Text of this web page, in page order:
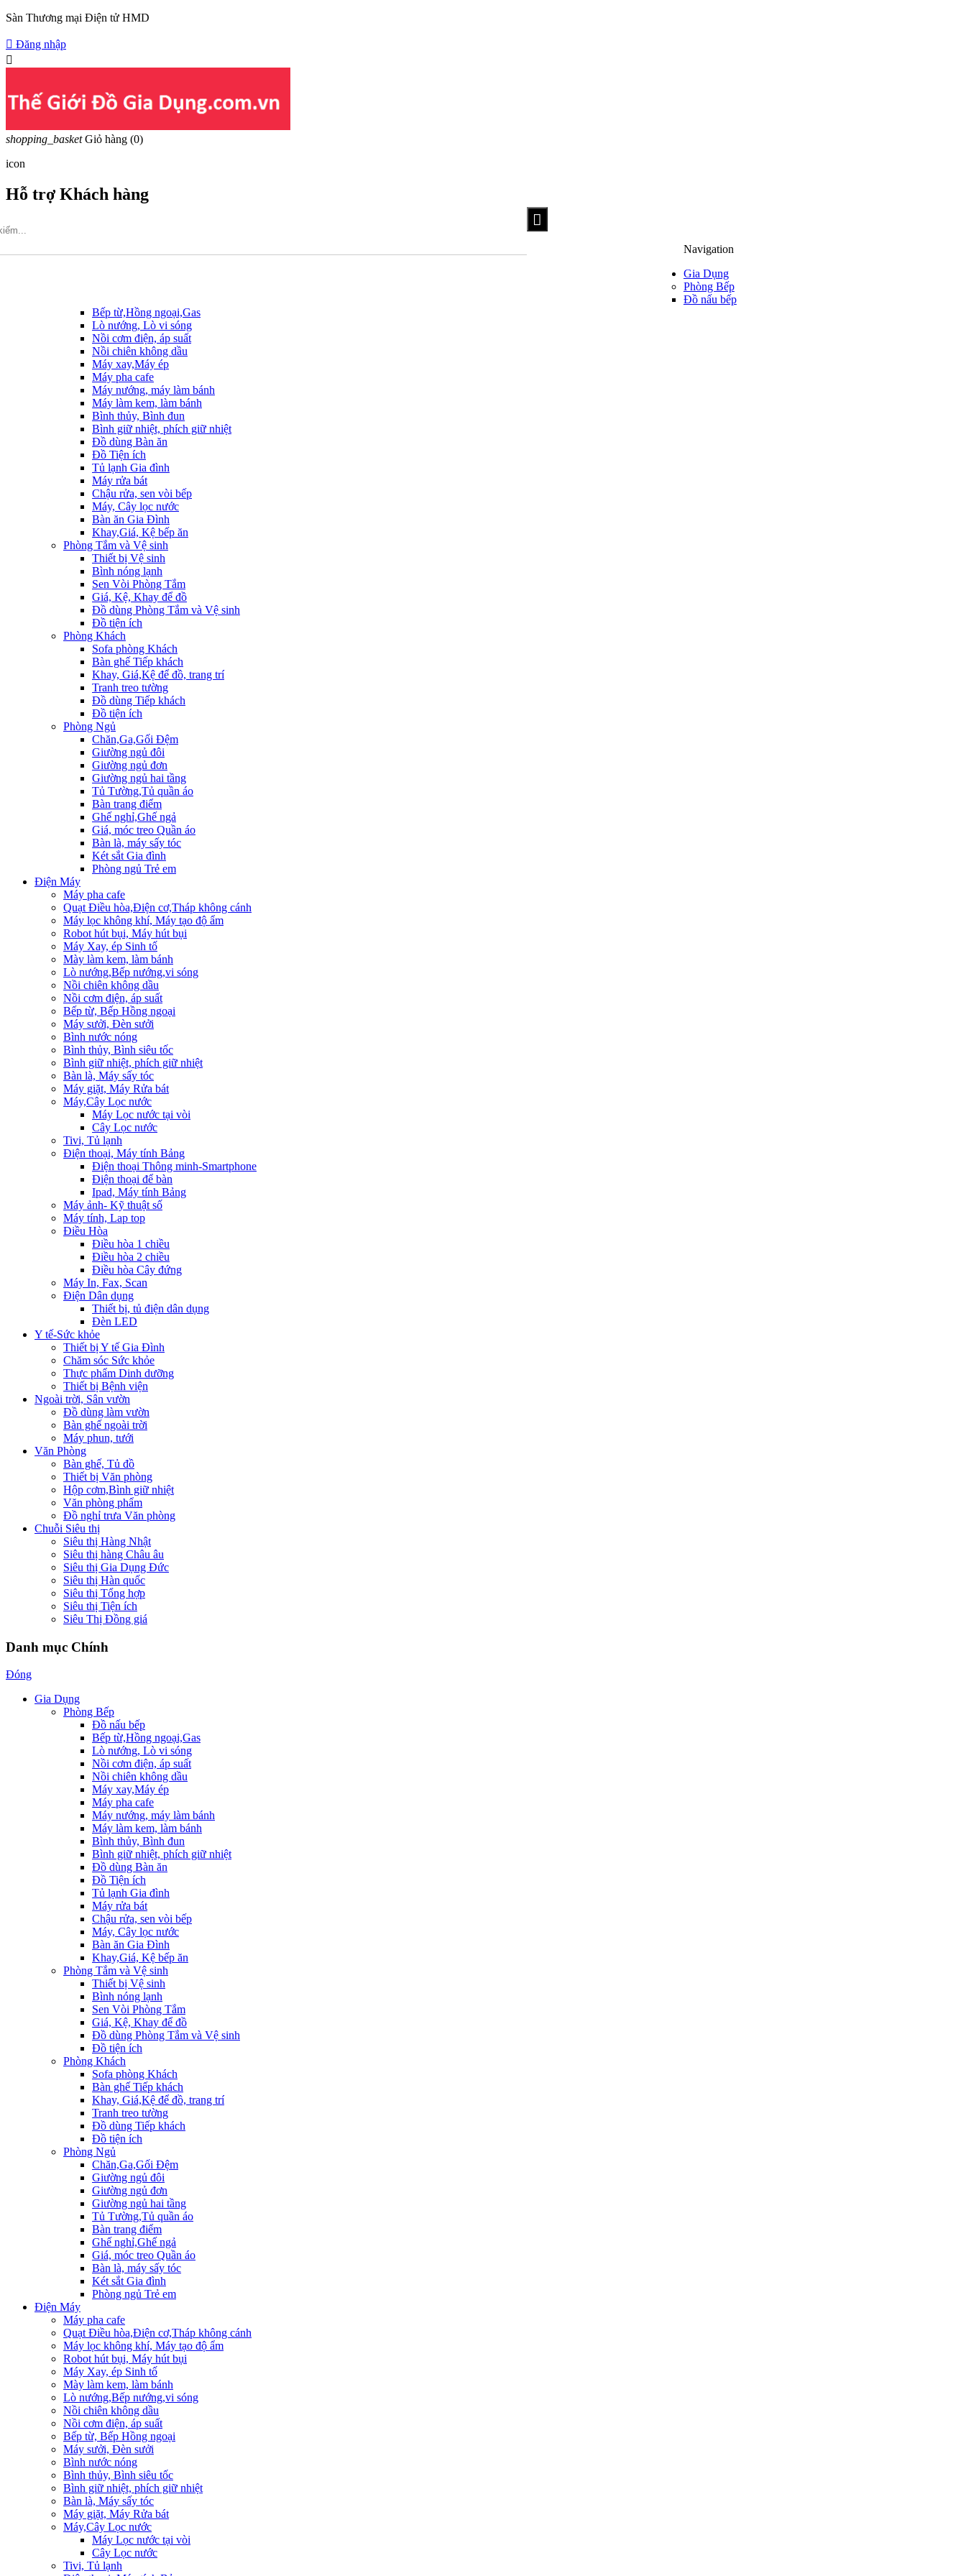
Sàn Thương mại Điện tử HMD
 Đăng nhập

shopping_basket Giỏ hàng (0)
icon
Hỗ trợ Khách hàng
Hotline: 09317.456.44
Navigation
Gia Dụng
Phòng Bếp
Đồ nấu bếp
Bếp từ,Hồng ngoại,Gas
Lò nướng, Lò vi sóng
Nồi cơm điện, áp suất
Nồi chiên không dầu
Máy xay,Máy ép
Máy pha cafe
Máy nướng, máy làm bánh
Máy làm kem, làm bánh
Bình thủy, Bình đun
Bình giữ nhiệt, phích giữ nhiệt
Đồ dùng Bàn ăn
Đồ Tiện ích
Tủ lạnh Gia đình
Máy rửa bát
Chậu rửa, sen vòi bếp
Máy, Cây lọc nước
Bàn ăn Gia Đình
Khay,Giá, Kệ bếp ăn
Phòng Tắm và Vệ sinh
Thiết bị Vệ sinh
Bình nóng lạnh
Sen Vòi Phòng Tắm
Giá, Kệ, Khay để đồ
Đồ dùng Phòng Tắm và Vệ sinh
Đồ tiện ích
Phòng Khách
Sofa phòng Khách
Bàn ghế Tiếp khách
Khay, Giá,Kệ để đồ, trang trí
Tranh treo tường
Đồ dùng Tiếp khách
Đồ tiện ích
Phòng Ngủ
Chăn,Ga,Gối Đệm
Giường ngủ đôi
Giường ngủ đơn
Giường ngủ hai tầng
Tủ Tường,Tủ quần áo
Bàn trang điểm
Ghế nghỉ,Ghế ngả
Giá, móc treo Quần áo
Bàn là, máy sấy tóc
Két sắt Gia đình
Phòng ngủ Trẻ em
Điện Máy
Máy pha cafe
Quạt Điều hòa,Điện cơ,Tháp không cánh
Máy lọc không khí, Máy tạo độ ẩm
Robot hút bụi, Máy hút bụi
Máy Xay, ép Sinh tố
Mày làm kem, làm bánh
Lò nướng,Bếp nướng,vi sóng
Nồi chiên không dầu
Nồi cơm điện, áp suất
Bếp từ, Bếp Hồng ngoại
Máy sưởi, Đèn sưởi
Bình nước nóng
Bình thủy, Bình siêu tốc
Bình giữ nhiệt, phích giữ nhiệt
Bàn là, Máy sấy tóc
Máy giặt, Máy Rửa bát
Máy,Cây Lọc nước
Máy Lọc nước tại vòi
Cây Lọc nước
Tivi, Tủ lạnh
Điện thoại, Máy tính Bảng
Điện thoại Thông minh-Smartphone
Điện thoại để bàn
Ipad, Máy tính Bảng
Máy ảnh- Kỹ thuật số
Máy tính, Lap top
Điều Hòa
Điều hòa 1 chiều
Điều hòa 2 chiều
Điều hòa Cây đứng
Máy In, Fax, Scan
Điện Dân dụng
Thiết bị, tủ điện dân dụng
Đèn LED
Y tế-Sức khỏe
Thiết bị Y tế Gia Đình
Chăm sóc Sức khỏe
Thực phẩm Dinh dưỡng
Thiết bị Bệnh viện
Ngoài trời, Sân vườn
Đồ dùng làm vườn
Bàn ghế ngoài trời
Máy phun, tưới
Văn Phòng
Bàn ghế, Tủ đồ
Thiết bị Văn phòng
Hộp cơm,Bình giữ nhiệt
Văn phòng phẩm
Đồ nghỉ trưa Văn phòng
Chuỗi Siêu thị
Siêu thị Hàng Nhật
Siêu thị hàng Châu âu
Siêu thị Gia Dụng Đức
Siêu thị Hàn quốc
Siêu thị Tổng hợp
Siêu thị Tiện ích
Siêu Thị Đồng giá
Danh mục Chính
Đóng
Gia Dụng
Phòng Bếp
Đồ nấu bếp
Bếp từ,Hồng ngoại,Gas
Lò nướng, Lò vi sóng
Nồi cơm điện, áp suất
Nồi chiên không dầu
Máy xay,Máy ép
Máy pha cafe
Máy nướng, máy làm bánh
Máy làm kem, làm bánh
Bình thủy, Bình đun
Bình giữ nhiệt, phích giữ nhiệt
Đồ dùng Bàn ăn
Đồ Tiện ích
Tủ lạnh Gia đình
Máy rửa bát
Chậu rửa, sen vòi bếp
Máy, Cây lọc nước
Bàn ăn Gia Đình
Khay,Giá, Kệ bếp ăn
Phòng Tắm và Vệ sinh
Thiết bị Vệ sinh
Bình nóng lạnh
Sen Vòi Phòng Tắm
Giá, Kệ, Khay để đồ
Đồ dùng Phòng Tắm và Vệ sinh
Đồ tiện ích
Phòng Khách
Sofa phòng Khách
Bàn ghế Tiếp khách
Khay, Giá,Kệ để đồ, trang trí
Tranh treo tường
Đồ dùng Tiếp khách
Đồ tiện ích
Phòng Ngủ
Chăn,Ga,Gối Đệm
Giường ngủ đôi
Giường ngủ đơn
Giường ngủ hai tầng
Tủ Tường,Tủ quần áo
Bàn trang điểm
Ghế nghỉ,Ghế ngả
Giá, móc treo Quần áo
Bàn là, máy sấy tóc
Két sắt Gia đình
Phòng ngủ Trẻ em
Điện Máy
Máy pha cafe
Quạt Điều hòa,Điện cơ,Tháp không cánh
Máy lọc không khí, Máy tạo độ ẩm
Robot hút bụi, Máy hút bụi
Máy Xay, ép Sinh tố
Mày làm kem, làm bánh
Lò nướng,Bếp nướng,vi sóng
Nồi chiên không dầu
Nồi cơm điện, áp suất
Bếp từ, Bếp Hồng ngoại
Máy sưởi, Đèn sưởi
Bình nước nóng
Bình thủy, Bình siêu tốc
Bình giữ nhiệt, phích giữ nhiệt
Bàn là, Máy sấy tóc
Máy giặt, Máy Rửa bát
Máy,Cây Lọc nước
Máy Lọc nước tại vòi
Cây Lọc nước
Tivi, Tủ lạnh